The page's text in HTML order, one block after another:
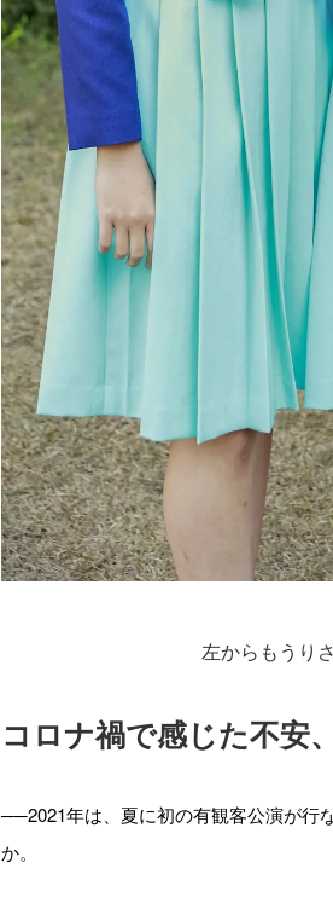
左からもうり
コロナ禍で感じた不安
──2021年は、夏に初の有観客公演が行
か。